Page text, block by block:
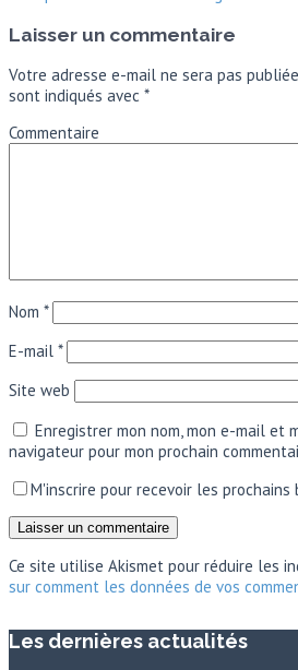
Laisser un commentaire
Votre adresse e-mail ne sera pas
sont indiqués avec *
Commentaire
Nom *
E-mail *
Site web
Enregistrer mon nom, mon e-mail et
navigateur pour mon prochain
M'inscrire pour recevoir les
Ce site utilise Akismet pour réduire les
sur comment les données de vos
Les dernières actualités